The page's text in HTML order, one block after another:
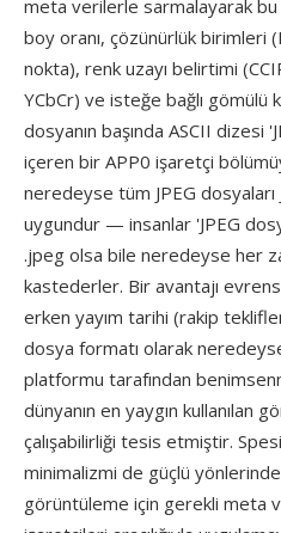
meta verilerle sarmalayarak
boy oranı, çözünürlük birimleri
nokta), renk uzayı belirtimi
YCbCr) ve isteğe bağlı gömülü
dosyanın başında ASCII dizesi
içeren bir APP0 işaretçi
neredeyse tüm JPEG
uygundur — insanlar 'JPEG
.jpeg olsa bile neredeyse her
kastederler. Bir avantajı
erken yayım tarihi (rakip
dosya formatı olarak
platformu tarafından
dünyanın en yaygın kullanılan
çalışabilirliği tesis etmiştir.
minimalizmi de güçlü
görüntüleme için gerekli meta